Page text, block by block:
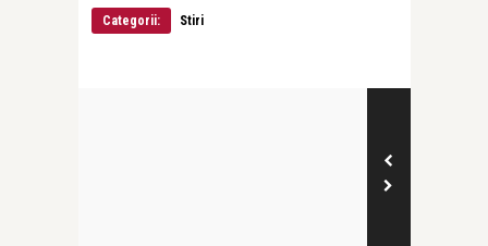
Categorii:
Stiri